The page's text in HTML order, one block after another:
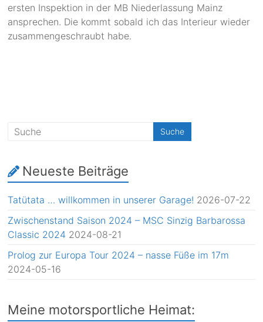
ersten Inspektion in der MB Niederlassung Mainz
ansprechen. Die kommt sobald ich das Interieur wieder
zusammengeschraubt habe.
Neueste Beiträge
Tatütata … willkommen in unserer Garage! 2026-07-22
Zwischenstand Saison 2024 – MSC Sinzig Barbarossa
Classic 2024 2024-08-21
Prolog zur Europa Tour 2024 – nasse Füße im 17m
2024-05-16
Meine motorsportliche Heimat: